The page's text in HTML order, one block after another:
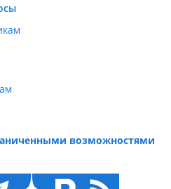
возможностями